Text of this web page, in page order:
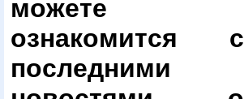
можете
ознакомится с
последними